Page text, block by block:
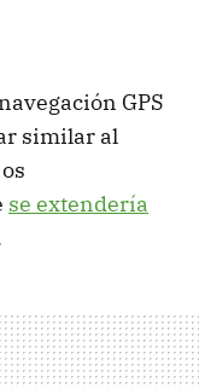
GPS
similar al
se extendería